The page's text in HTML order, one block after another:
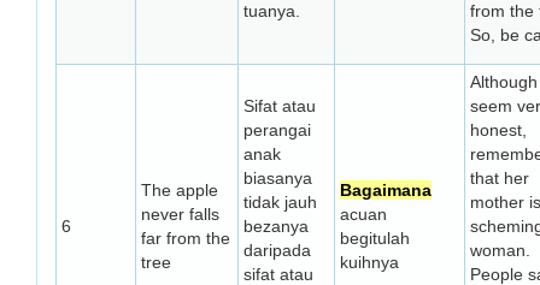
tuanya.
from the
So, be
6
The apple
never falls
far from the
tree
Sifat atau
perangai
anak
biasanya
tidak jauh
bezanya
daripada
sifat atau
Bagaimana
acuan
begitulah
kuihnya
seem
honest,
that her
mother
woman.
People